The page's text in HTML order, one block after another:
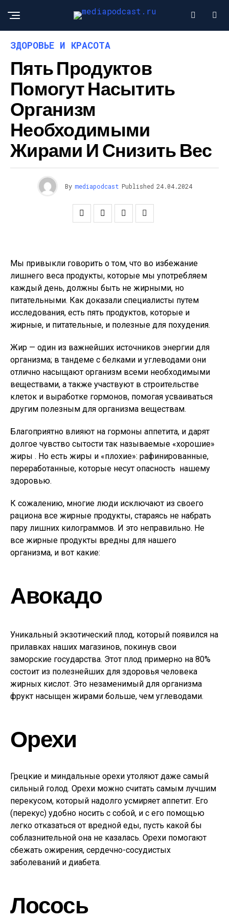
ЗДОРОВЬЕ И КРАСОТА
Пять Продуктов
Помогут Насытить
Организм
Необходимыми
Жирами И Снизить Вес
By mediapodcast Published 24.04.2024
Мы привыкли говорить о том, что во избежание
лишнего веса продукты, которые мы употребляем
каждый день, должны быть не жирными, но
питательными. Как доказали специалисты путем
исследования, есть пять продуктов, которые и
жирные, и питательные, и полезные для похудения.
Жир — один из важнейших источников энергии для
организма; в тандеме с белками и углеводами они
отлично насыщают организм всеми необходимыми
веществами, а также участвуют в строительстве
клеток и выработке гормонов, помогая усваиваться
другим полезным для организма веществам.
Благоприятно влияют на гормоны аппетита, и дарят
долгое чувство сытости так называемые «хорошие»
жиры . Но есть жиры и «плохие»: рафинированные,
переработанные, которые несут опасность нашему
здоровью.
К сожалению, многие люди исключают из своего
рациона все жирные продукты, стараясь не набрать
пару лишних килограммов. И это неправильно. Не
все жирные продукты вредны для нашего
организма, и вот какие:
Авокадо
Уникальный экзотический плод, который появился на
прилавках наших магазинов, покинув свои
заморские государства. Этот плод примерно на 80%
состоит из полезнейших для здоровья человека
жирных кислот. Это незаменимый для организма
фрукт насыщен жирами больше, чем углеводами.
Орехи
Грецкие и миндальные орехи утоляют даже самый
сильный голод. Орехи можно считать самым лучшим
перекусом, который надолго усмиряет аппетит. Его
(перекус) удобно носить с собой, и с его помощью
легко отказаться от вредной еды, пусть какой бы
соблазнительной она не казалась. Орехи помогают
сбежать ожирения, сердечно-сосудистых
заболеваний и диабета.
Лосось